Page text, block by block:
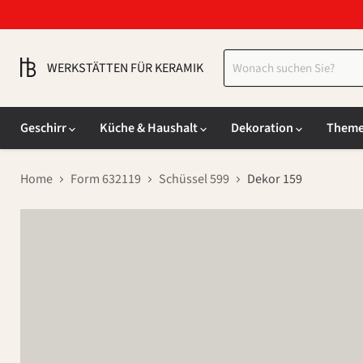
WERKSTÄTTEN FÜR KERAMIK
Geschirr
Küche & Haushalt Dekoration
Home Form 632119 Schüssel 599 Dekor 159